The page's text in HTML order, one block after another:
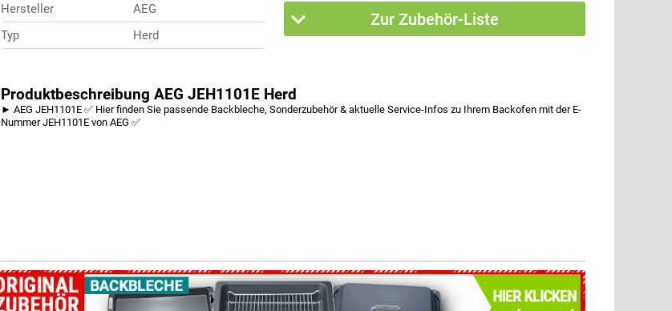
Hersteller
AEG
Typ
Herd
Zur Zubehör-Liste
Produktbeschreibung AEG JEH1101E Herd
► AEG JEH1101E ✅ Hier finden Sie passende Backbleche, Sonderzubehör & aktuelle Service-Infos zu Ihrem Backofen mit der E-
Nummer JEH1101E von AEG ✅